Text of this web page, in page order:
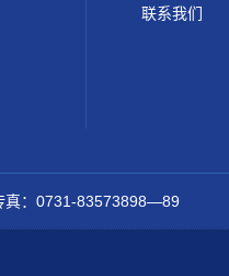
联系我们
真：0731-83573898—89